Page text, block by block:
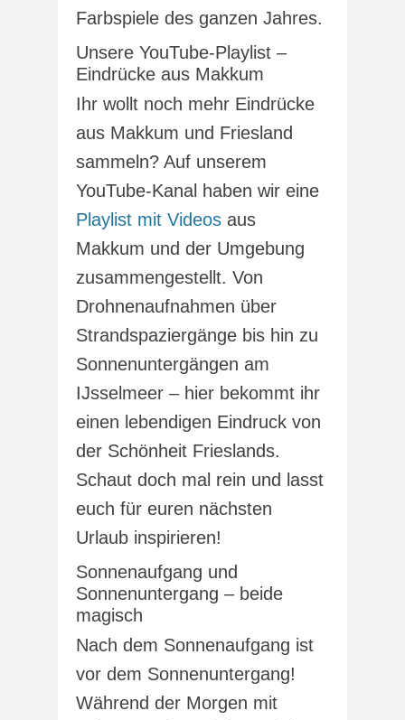
Farbspiele des ganzen Jahres.
Unsere YouTube-Playlist –
Eindrücke aus Makkum
Ihr wollt noch mehr Eindrücke
aus Makkum und Friesland
sammeln? Auf unserem
YouTube-Kanal haben wir eine
Playlist mit Videos aus
Makkum und der Umgebung
zusammengestellt. Von
Drohnenaufnahmen über
Strandspaziergänge bis hin zu
Sonnenuntergängen am
IJsselmeer – hier bekommt ihr
einen lebendigen Eindruck von
der Schönheit Frieslands.
Schaut doch mal rein und lasst
euch für euren nächsten
Urlaub inspirieren!
Sonnenaufgang und
Sonnenuntergang – beide
magisch
Nach dem Sonnenaufgang ist
vor dem Sonnenuntergang!
Während der Morgen mit